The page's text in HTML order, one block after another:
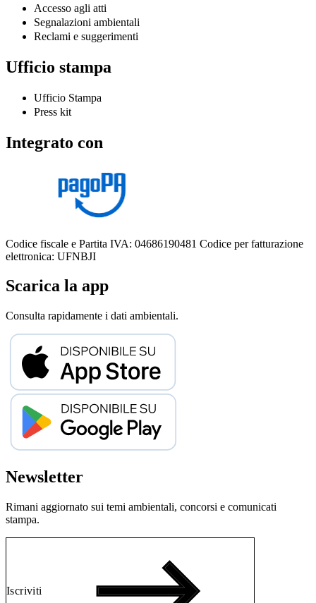
Accesso agli atti
Segnalazioni ambientali
Reclami e suggerimenti
Ufficio stampa
Ufficio Stampa
Press kit
Integrato con
Codice fiscale e Partita IVA: 04686190481 Codice per fatturazione
elettronica: UFNBJI
Scarica la app
Consulta rapidamente i dati ambientali.
Newsletter
Rimani aggiornato sui temi ambientali, concorsi e comunicati
stampa.
Iscriviti